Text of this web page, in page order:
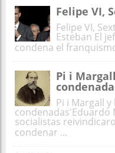
Felipe VI,
Felipe VI,
Esteban El
condena el
Pi i
Pi i Margall
condenadas'Eduardo
socialistas
condenar ...